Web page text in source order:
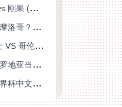
在海外看世界杯直播英格兰 vs 刚果 (金)当前地区不可播放？这篇指南帮你突破所有限制
在国外如何看世界杯巴西 vs 摩洛哥？海外党专属体育观赛指南来了
在国外看世界杯中文直播瑞士 VS 哥伦比亚当前地区不可播放？这篇指南帮你搞定
在国外看世界杯巴拿马 vs 克罗地亚当前地区不可播放？这篇指南帮你轻松解决海外体育直播难题
在国外怎么看瑞士 vs 波黑世界杯中文解说？这篇指南帮你搞定所有地区限制问题